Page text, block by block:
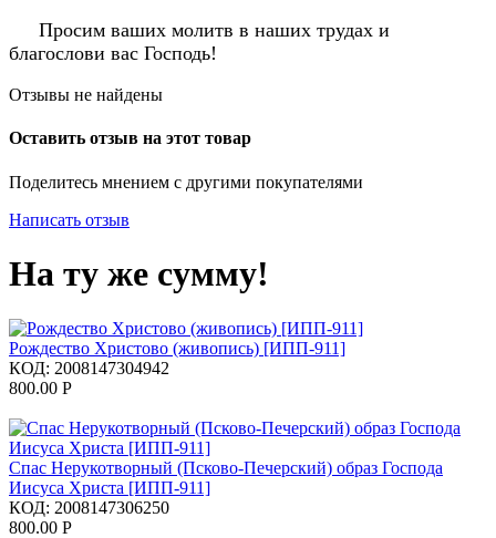
Просим ваших молитв в наших трудах и
благослови вас Господь!
Отзывы не найдены
Оставить отзыв на этот товар
Поделитесь мнением с другими покупателями
Написать отзыв
На ту же сумму!
Рождество Христово (живопись) [ИПП-911]
КОД: 2008147304942
800.00 Р
Спас Нерукотворный (Псково-Печерский) образ Господа
Иисуса Христа [ИПП-911]
КОД: 2008147306250
800.00 Р